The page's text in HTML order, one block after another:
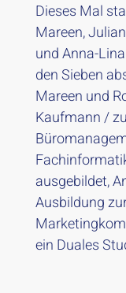
Dieses Mal
Mareen,
und Anna-
den Sieben
Mareen und
Kaufmann /
ausgebildet,
Ausbildung
ein Duales